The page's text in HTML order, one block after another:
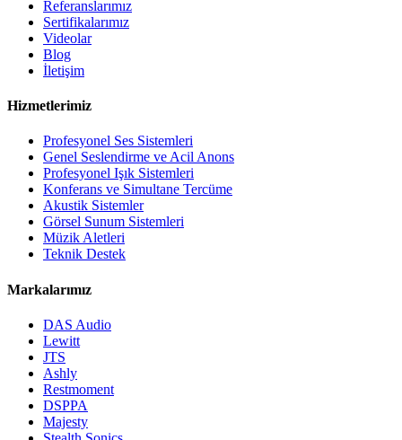
Referanslarımız
Sertifikalarımız
Videolar
Blog
İletişim
Hizmetlerimiz
Profesyonel Ses Sistemleri
Genel Seslendirme ve Acil Anons
Profesyonel Işık Sistemleri
Konferans ve Simultane Tercüme
Akustik Sistemler
Görsel Sunum Sistemleri
Müzik Aletleri
Teknik Destek
Markalarımız
DAS Audio
Lewitt
JTS
Ashly
Restmoment
DSPPA
Majesty